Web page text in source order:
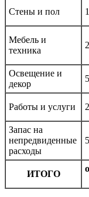
Стены и пол
Мебель и
техника
Освещение и
декор
Работы и услуги
Запас на
непредвиденные
расходы
ИТОГО